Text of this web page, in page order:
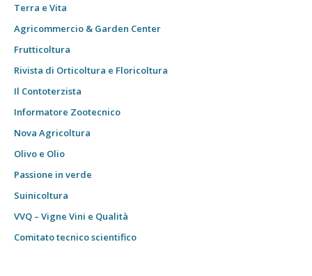
Terra e Vita
Agricommercio & Garden Center
Frutticoltura
Rivista di Orticoltura e Floricoltura
Il Contoterzista
Informatore Zootecnico
Nova Agricoltura
Olivo e Olio
Passione in verde
Suinicoltura
VVQ – Vigne Vini e Qualità
Comitato tecnico scientifico